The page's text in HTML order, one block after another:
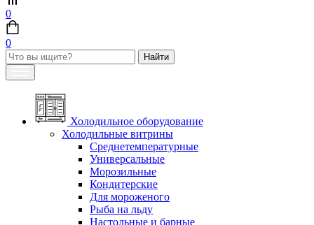
0
0
Холодильное оборудование
Холодильные витрины
Среднетемпературные
Универсальные
Морозильные
Кондитерские
Для мороженого
Рыба на льду
Настольные и барные